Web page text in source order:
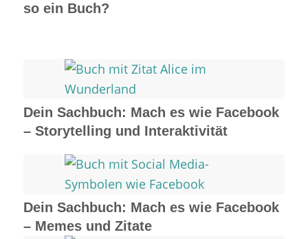
so ein Buch?
Dein Sachbuch: Mach es wie Facebook
– Storytelling und Interaktivität
Dein Sachbuch: Mach es wie Facebook
– Memes und Zitate